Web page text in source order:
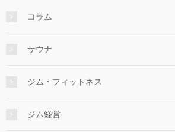
コラム
サウナ
ジム・フィットネス
ジム経営